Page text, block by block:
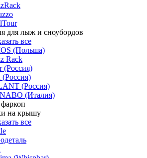
для лыж и сноубордов
все
(Польша)
Rack
(Россия)
(Россия)
(Италия)
на крышу
все